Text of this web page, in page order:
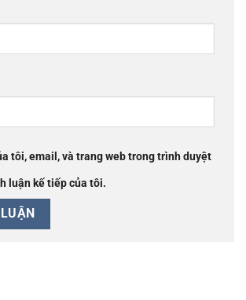
tôi, email, và trang web trong trình duyệt
luận kế tiếp của tôi.